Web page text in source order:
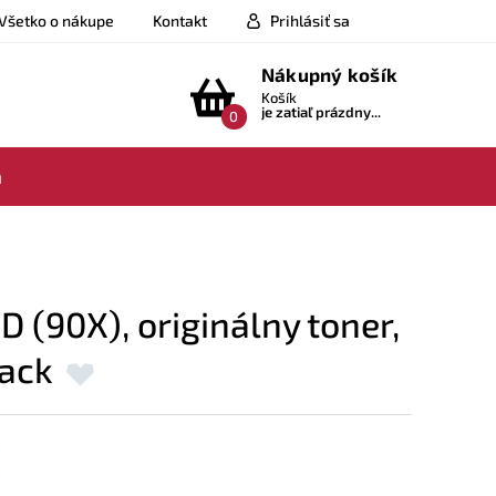
o nákupe Kontakt Prihlásiť sa
0
Nákupný košík
Košík
je zatiaľ prázdny...
(90X), originálny toner,